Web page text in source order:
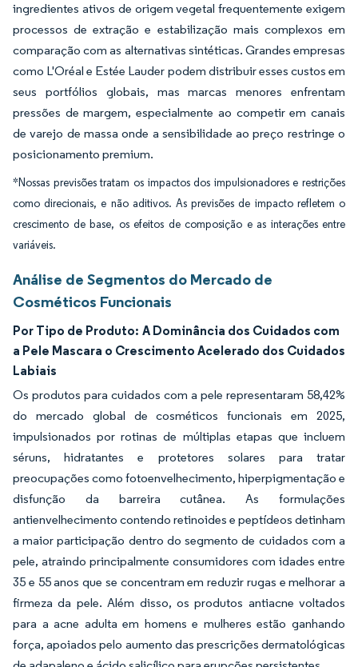
ingredientes ativos de origem vegetal frequentemente exigem
processos de extração e estabilização mais complexos em
comparação com as alternativas sintéticas. Grandes empresas
como L'Oréal e Estée Lauder podem distribuir esses custos em
seus portfólios globais, mas marcas menores enfrentam
pressões de margem, especialmente ao competir em canais
de varejo de massa onde a sensibilidade ao preço restringe o
posicionamento premium.
*Nossas previsões tratam os impactos dos impulsionadores e restrições
como direcionais, e não aditivos. As previsões de impacto refletem o
crescimento de base, os efeitos de composição e as interações entre
variáveis.
Análise de Segmentos do Mercado de
Cosméticos Funcionais
Por Tipo de Produto: A Dominância dos Cuidados com
a Pele Mascara o Crescimento Acelerado dos Cuidados
Labiais
Os produtos para cuidados com a pele representaram 58,42%
do mercado global de cosméticos funcionais em 2025,
impulsionados por rotinas de múltiplas etapas que incluem
séruns, hidratantes e protetores solares para tratar
preocupações como fotoenvelhecimento, hiperpigmentação e
disfunção da barreira cutânea. As formulações
antienvelhecimento contendo retinoides e peptídeos detinham
a maior participação dentro do segmento de cuidados com a
pele, atraindo principalmente consumidores com idades entre
35 e 55 anos que se concentram em reduzir rugas e melhorar a
firmeza da pele. Além disso, os produtos antiacne voltados
para a acne adulta em homens e mulheres estão ganhando
força, apoiados pelo aumento das prescrições dermatológicas